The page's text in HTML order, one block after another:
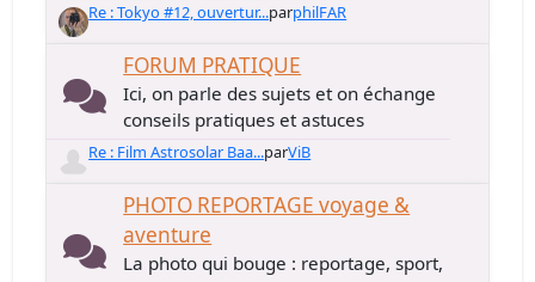
Re : Tokyo #12, ouvertur...parphilFAR
FORUM PRATIQUE
Ici, on parle des sujets et on échange
conseils pratiques et astuces
Re : Film Astrosolar Baa...parViB
PHOTO REPORTAGE voyage &
aventure
La photo qui bouge : reportage, sport,